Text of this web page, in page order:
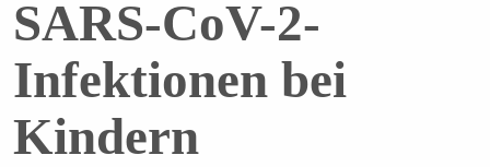
SARS-CoV-2-
Infektionen bei
Kindern